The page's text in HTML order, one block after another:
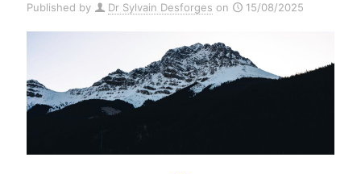
Published by Dr Sylvain Desforges on 15/08/2025